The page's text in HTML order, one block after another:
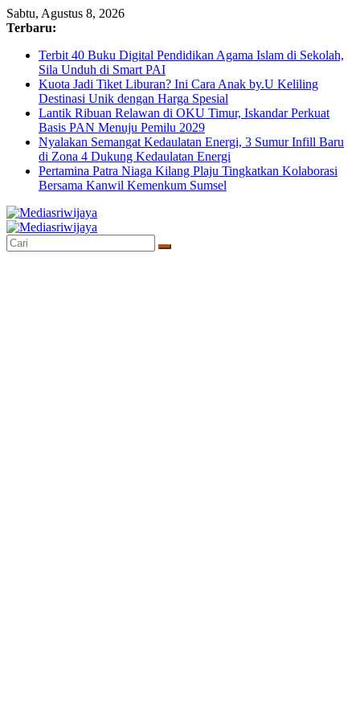
Skip
to
Sabtu, Agustus 8, 2026
Terbaru:
Terbit 40 Buku Digital Pendidikan Agama Islam di Sekolah,
Sila Unduh di Smart PAI
Kuota Jadi Tiket Liburan? Ini Cara Anak by.U Keliling
Destinasi Unik dengan Harga Spesial
Lantik Ribuan Relawan di OKU Timur, Iskandar Perkuat
Basis PAN Menuju Pemilu 2029
Nyalakan Semangat Kedaulatan Energi, 3 Sumur Infill Baru
di Zona 4 Dukung Kedaulatan Energi
Pertamina Patra Niaga Kilang Plaju Tingkatkan Kolaborasi
Bersama Kanwil Kemenkum Sumsel